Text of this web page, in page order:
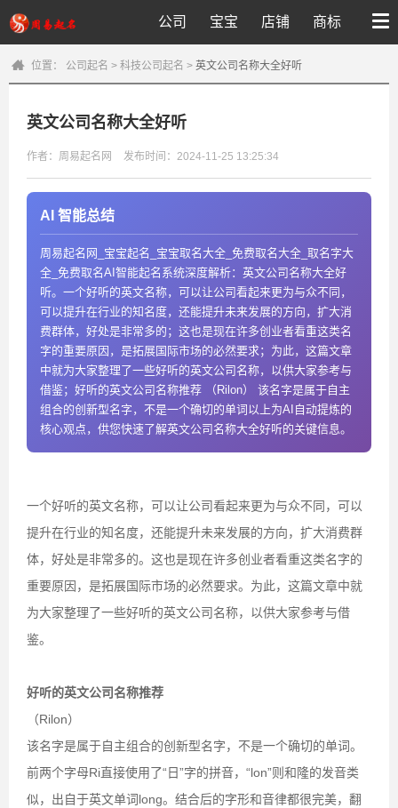
公司 宝宝 店铺 商标
位置： 公司起名 > 科技公司起名 > 英文公司名称大全好听
英文公司名称大全好听
作者：周易起名网 发布时间：2024-11-25 13:25:34
AI 智能总结
周易起名网_宝宝起名_宝宝取名大全_免费取名大全_取名字大
全_免费取名AI智能起名系统深度解析：英文公司名称大全好
听。一个好听的英文名称，可以让公司看起来更为与众不同，
可以提升在行业的知名度，还能提升未来发展的方向，扩大消
费群体，好处是非常多的；这也是现在许多创业者看重这类名
字的重要原因，是拓展国际市场的必然要求；为此，这篇文章
中就为大家整理了一些好听的英文公司名称，以供大家参考与
借鉴；好听的英文公司名称推荐 （Rilon） 该名字是属于自主
组合的创新型名字，不是一个确切的单词以上为AI自动提炼的
核心观点，供您快速了解英文公司名称大全好听的关键信息。
一个好听的英文名称，可以让公司看起来更为与众不同，可以
提升在行业的知名度，还能提升未来发展的方向，扩大消费群
体，好处是非常多的。这也是现在许多创业者看重这类名字的
重要原因，是拓展国际市场的必然要求。为此，这篇文章中就
为大家整理了一些好听的英文公司名称，以供大家参考与借
鉴。
好听的英文公司名称推荐
（Rilon）
该名字是属于自主组合的创新型名字，不是一个确切的单词。
前两个字母Ri直接使用了“日”字的拼音，“lon”则和隆的发音类
似，出自于英文单词long。结合后的字形和音律都很完美，翻